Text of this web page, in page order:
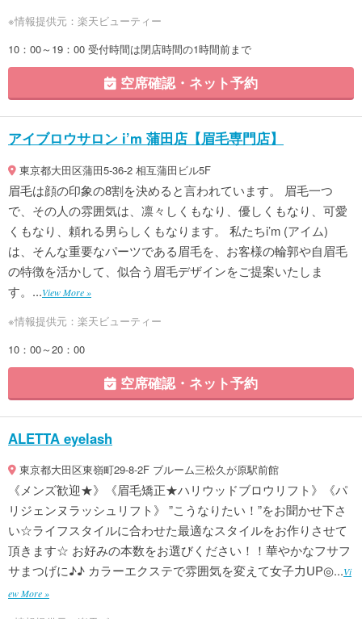
※情報提供元：楽天ビューティー
10：00～19：00 受付時間は閉店時間の1時間前まで
空席確認・ネット予約
アイブロウサロン i’m 蒲田店【眉毛専門店】
東京都大田区蒲田5-36-2 相互蒲田ビル5F
眉毛は顔の印象の8割を決めると言われています。 眉毛一つ
で、その人の雰囲気は、凛々しくもなり、優しくもなり、可愛
くもなり、頼れる男らしくもなります。 私たちi’m (アイム)
は、そんな重要なパーツである眉毛を、お客様の輪郭や自眉毛
の特徴を活かして、似合う眉毛デザインをご提案いたしま
す。...View More »
※情報提供元：楽天ビューティー
10：00～20：00
空席確認・ネット予約
ALETTA eyelash
東京都大田区東嶺町29-8-2F ブルーム三松久が原駅前館
《メンズ歓迎★》《眉毛矯正★ハリウッドブロウリフト》《パ
リジェンヌラッシュリフト》 ”こうなりたい！”をお聞かせ下さ
い☆ライフスタイルに合わせた最適なスタイルをお作りさせて
頂きます☆ お好みの本数をお選びください！！華やかなフサフ
サまつげに♪♪ カラーエクステで雰囲気を変えて女子力UP◎...Vi
ew More »